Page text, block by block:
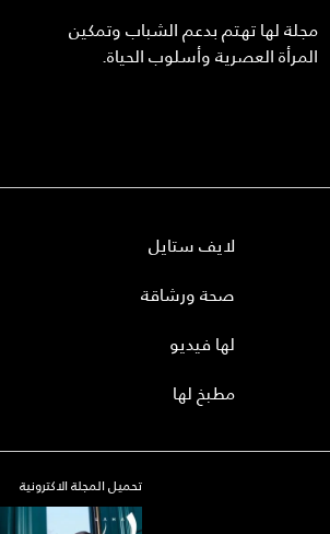
مجلة لها تهتم بدعم الشباب وتمكين
المرأة العصرية وأسلوب الحياة.
لايف ستايل
صحة ورشاقة
لها فيديو
مطبخ لها
تحميل المجلة الاكترونية